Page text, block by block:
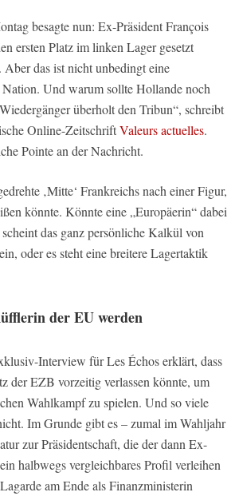
besagte nun: Ex-Präsident François
ersten Platz im linken Lager gesetzt
das ist nicht unbedingt eine
Und warum sollte Hollande noch
überholt den Tribun“, schreibt
Online-ZeitschriftValeurs actuelles.
Pointe an der Nachricht.
‚Mitte‘ Frankreichs nach einer Figur,
könnte. Könnte eine „Europäerin“ dabei
das ganz persönliche Kalkül von
oder es steht eine breitere Lagertaktik
der EU werden
Interview für Les Échos erklärt, dass
der EZB vorzeitig verlassen könnte, um
Wahlkampf zu spielen. Und so viele
Im Grunde gibt es – zumal im Wahljahr
zur Präsidentschaft, die der dann Ex-
halbwegs vergleichbares Profil verleihen
am Ende als Finanzministerin